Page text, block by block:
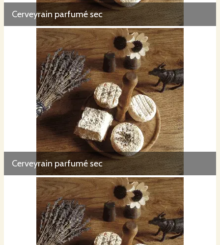
Cerveyrain parfumé sec
Cerveyrain parfumé sec